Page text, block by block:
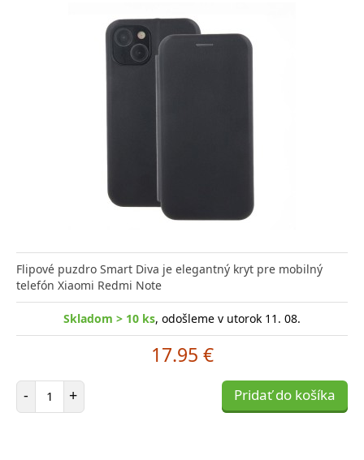
Flipové puzdro Smart Diva je elegantný kryt pre mobilný
telefón Xiaomi Redmi Note
Skladom > 10 ks, odošleme v utorok 11. 08.
17.95 €
- Počet položiek
+ Pridať do košíka